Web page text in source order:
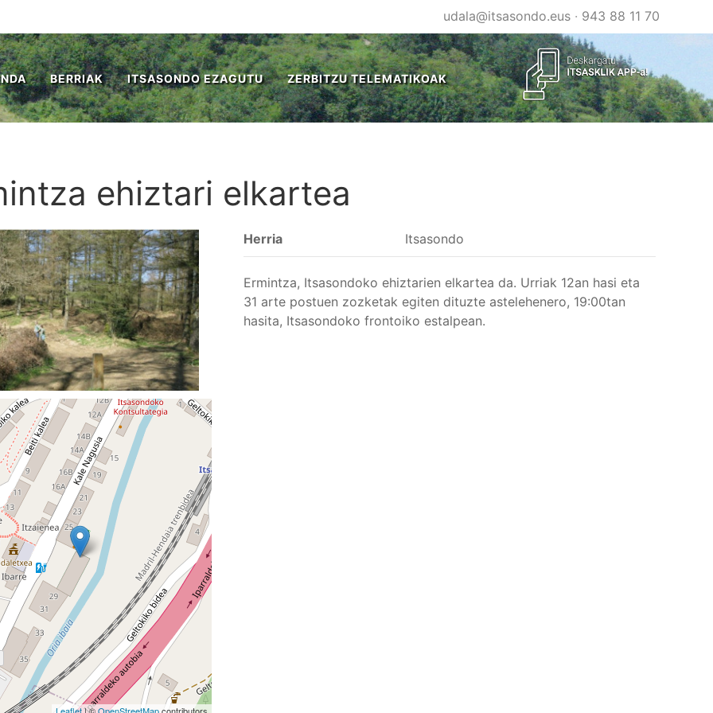
udala@itsasondo.eus· 943 88 11 70
BERRIAK ITSASONDO EZAGUTU ZERBITZU TELEMATIKOAK
ehiztari elkartea
Herria Itsasondo
Ermintza, Itsasondoko ehiztarien elkartea da. Urriak 12an hasi eta
31 arte postuen zozketak egiten dituzte astelehenero, 19:00tan
hasita, Itsasondoko frontoiko estalpean.